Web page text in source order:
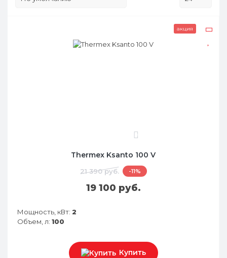
акция
Thermex Ksanto 100 V
21 390 руб. -11%
19 100 руб.
Мощность, кВт: 2
Объем, л: 100
Купить